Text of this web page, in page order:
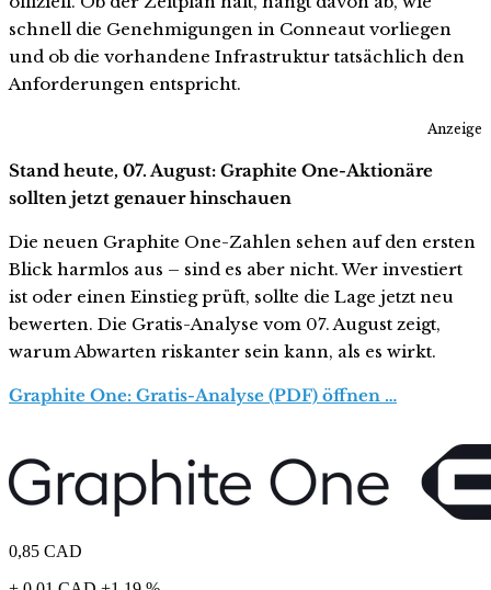
schnell die Genehmigungen in Conneaut vorliegen
und ob die vorhandene Infrastruktur tatsächlich den
Anforderungen entspricht.
Anzeige
Stand heute, 07. August: Graphite One-Aktionäre
sollten jetzt genauer hinschauen
Die neuen Graphite One-Zahlen sehen auf den ersten
Blick harmlos aus – sind es aber nicht. Wer investiert
ist oder einen Einstieg prüft, sollte die Lage jetzt neu
bewerten. Die Gratis-Analyse vom 07. August zeigt,
warum Abwarten riskanter sein kann, als es wirkt.
Graphite One: Gratis-Analyse (PDF) öffnen …
0,85 CAD